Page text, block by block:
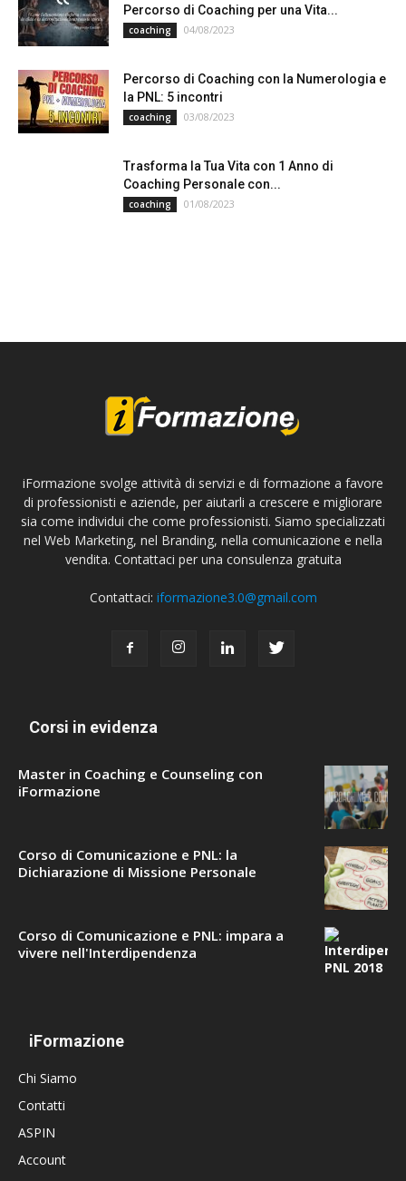
Percorso di Coaching per una Vita...
coaching 04/08/2023
Percorso di Coaching con la Numerologia e
la PNL: 5 incontri
coaching 03/08/2023
Trasforma la Tua Vita con 1 Anno di
Coaching Personale con...
coaching 01/08/2023
iFormazione svolge attività di servizi e di formazione a favore
di professionisti e aziende, per aiutarli a crescere e migliorare
sia come individui che come professionisti. Siamo specializzati
nel Web Marketing, nel Branding, nella comunicazione e nella
vendita. Contattaci per una consulenza gratuita
Contattaci: iformazione3.0@gmail.com
Corsi in evidenza
Master in Coaching e Counseling con
iFormazione
Corso di Comunicazione e PNL: la
Dichiarazione di Missione Personale
Corso di Comunicazione e PNL: impara a
vivere nell'Interdipendenza
iFormazione
Chi Siamo
Contatti
ASPIN
Account